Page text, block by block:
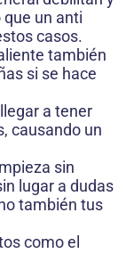
un anti
casos.
también
si se hace
a tener
causando un
sin
lugar a dudas
también tus
como el